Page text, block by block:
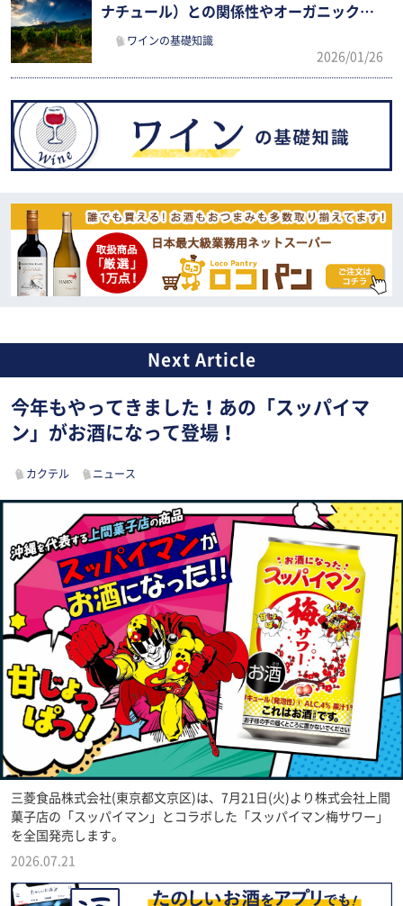
ナチュール）との関係性やオーガニックと
ワインの基礎知識
2026/01/26
今年もやってきました！あの「スッパイマ
ン」がお酒になって登場！
カクテル ニュース
三菱食品株式会社(東京都文京区)は、7月21日(火)より株式会社上間
菓子店の「スッパイマン」とコラボした「スッパイマン梅サワー」
を全国発売します。
2026.07.21